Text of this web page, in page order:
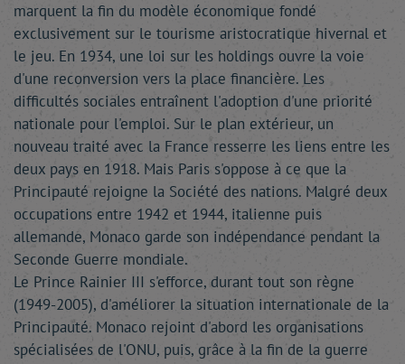
marquent la fin du modèle économique fondé
exclusivement sur le tourisme aristocratique hivernal et
le jeu. En 1934, une loi sur les holdings ouvre la voie
d'une reconversion vers la place financière. Les
difficultés sociales entraînent l'adoption d'une priorité
nationale pour l'emploi. Sur le plan extérieur, un
nouveau traité avec la France resserre les liens entre les
deux pays en 1918. Mais Paris s'oppose à ce que la
Principauté rejoigne la Société des nations. Malgré deux
occupations entre 1942 et 1944, italienne puis
allemande, Monaco garde son indépendance pendant la
Seconde Guerre mondiale.
Le Prince Rainier III s'efforce, durant tout son règne
(1949-2005), d'améliorer la situation internationale de la
Principauté. Monaco rejoint d'abord les organisations
spécialisées de l'ONU, puis, grâce à la fin de la guerre